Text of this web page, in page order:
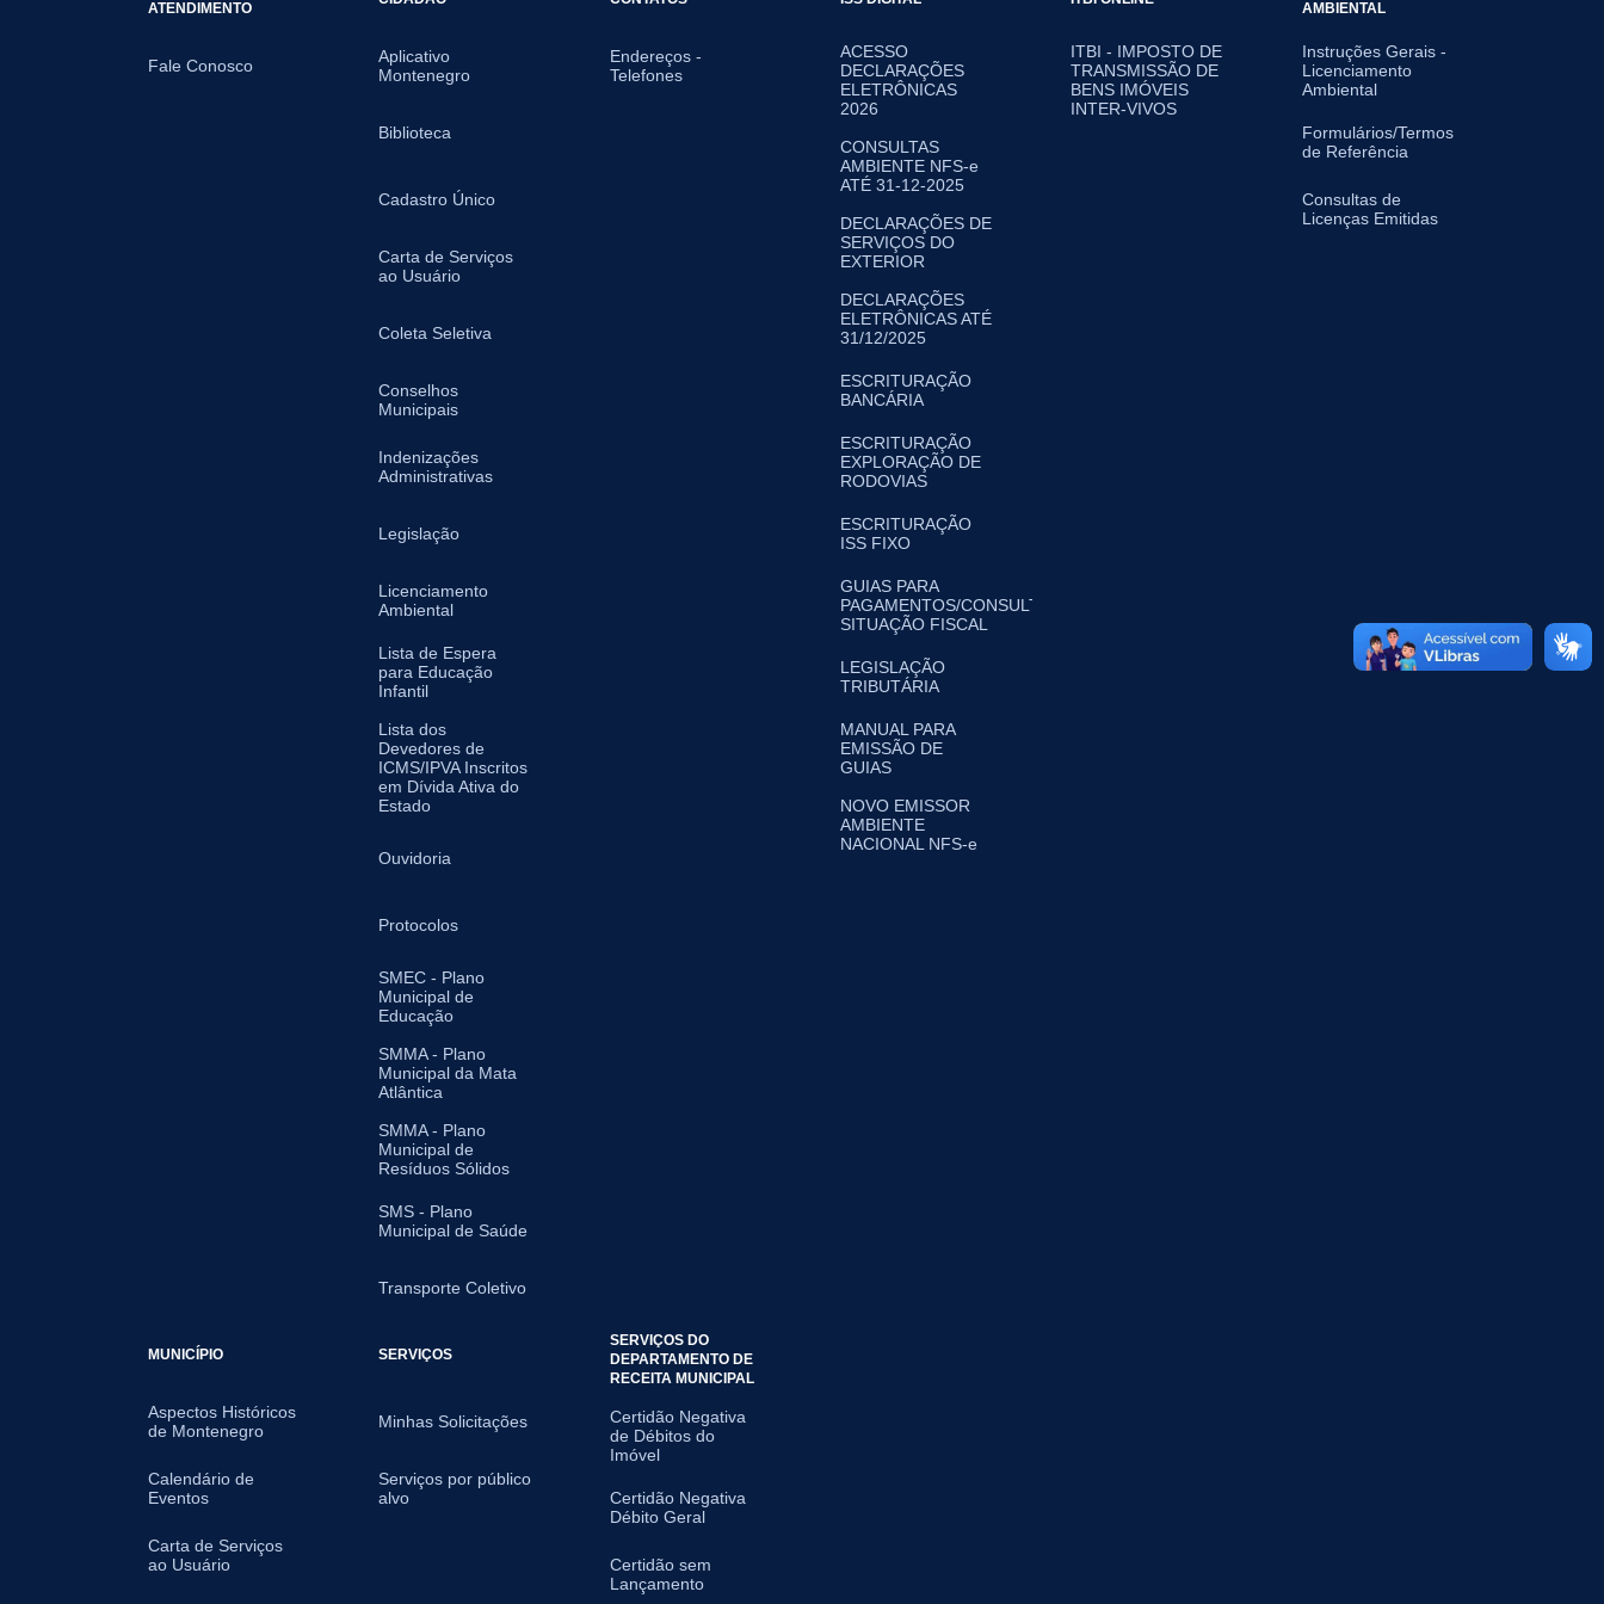
ATENDIMENTO
Fale Conosco
Aplicativo
Montenegro
Biblioteca
Cadastro Único
Carta de Serviços
ao Usuário
Coleta Seletiva
Conselhos
Municipais
Indenizações
Administrativas
Legislação
Licenciamento
Ambiental
Lista de Espera
para Educação
Infantil
Lista dos
Devedores de
ICMS/IPVA Inscritos
em Dívida Ativa do
Estado
Ouvidoria
Protocolos
SMEC - Plano
Municipal de
Educação
SMMA - Plano
Municipal da Mata
Atlântica
SMMA - Plano
Municipal de
Resíduos Sólidos
SMS - Plano
Municipal de Saúde
Transporte Coletivo
Endereços -
Telefones
ACESSO
DECLARAÇÕES
ELETRÔNICAS
2026
CONSULTAS
AMBIENTE NFS-e
ATÉ 31-12-2025
DECLARAÇÕES DE
SERVIÇOS DO
EXTERIOR
DECLARAÇÕES
ELETRÔNICAS ATÉ
31/12/2025
ESCRITURAÇÃO
BANCÁRIA
ESCRITURAÇÃO
EXPLORAÇÃO DE
RODOVIAS
ESCRITURAÇÃO
ISS FIXO
GUIAS PARA
PAGAMENTOS/CONSULTA
SITUAÇÃO FISCAL
LEGISLAÇÃO
TRIBUTÁRIA
MANUAL PARA
EMISSÃO DE
GUIAS
NOVO EMISSOR
AMBIENTE
NACIONAL NFS-e
ITBI - IMPOSTO DE
TRANSMISSÃO DE
BENS IMÓVEIS
INTER-VIVOS
AMBIENTAL
Instruções Gerais -
Licenciamento
Ambiental
Formulários/Termos
de Referência
Consultas de
Licenças Emitidas
MUNICÍPIO
Aspectos Históricos
de Montenegro
Calendário de
Eventos
Carta de Serviços
ao Usuário
SERVIÇOS
Minhas Solicitações
Serviços por público
alvo
SERVIÇOS DO
DEPARTAMENTO DE
RECEITA MUNICIPAL
Certidão Negativa
de Débitos do
Imóvel
Certidão Negativa
Débito Geral
Certidão sem
Lançamento